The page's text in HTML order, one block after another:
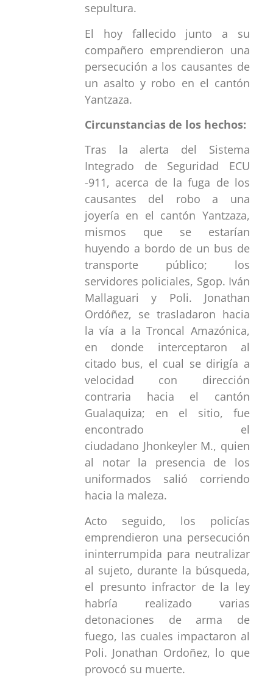
sepultura.
El hoy fallecido junto a su
compañero emprendieron una
persecución a los causantes de
un asalto y robo en el cantón
Yantzaza.
Circunstancias de los hechos:
Tras la alerta del Sistema
Integrado de Seguridad ECU
-911, acerca de la fuga de los
causantes del robo a una
joyería en el cantón Yantzaza,
mismos que se estarían
huyendo a bordo de un bus de
transporte público; los
servidores policiales, Sgop. Iván
Mallaguari y Poli. Jonathan
Ordóñez, se trasladaron hacia
la vía a la Troncal Amazónica,
en donde interceptaron al
citado bus, el cual se dirigía a
velocidad con dirección
contraria hacia el cantón
Gualaquiza; en el sitio, fue
encontrado el
ciudadano Jhonkeyler M., quien
al notar la presencia de los
uniformados salió corriendo
hacia la maleza.
Acto seguido, los policías
emprendieron una persecución
ininterrumpida para neutralizar
al sujeto, durante la búsqueda,
el presunto infractor de la ley
habría realizado varias
detonaciones de arma de
fuego, las cuales impactaron al
Poli. Jonathan Ordoñez, lo que
provocó su muerte.